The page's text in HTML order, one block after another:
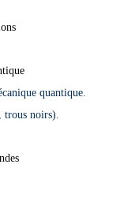
quantique.
trous noirs).